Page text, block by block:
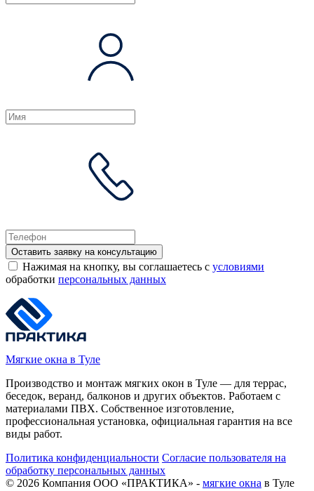
Оставить заявку на консультацию
Нажимая на кнопку, вы соглашаетесь с условиями
обработки персональных данных
Мягкие окна в Туле
Производство и монтаж мягких окон в Туле — для террас,
беседок, веранд, балконов и других объектов. Работаем с
материалами ПВХ. Собственное изготовление,
профессиональная установка, официальная гарантия на все
виды работ.
Политика конфиденциальности Согласие пользователя на
обработку персональных данных
© 2026 Компания ООО «ПРАКТИКА» - мягкие окна в Туле